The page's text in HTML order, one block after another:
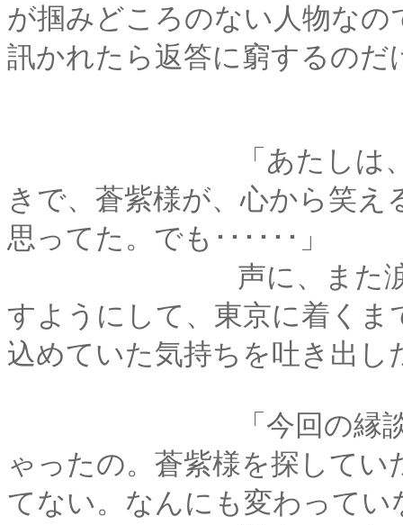
が掴みどころのない人物な
訊かれたら返答に窮するのだ
「あたしは、ずっと
きで、蒼紫様が、心から笑
思ってた。でも･･････」
声に、また涙が混じ
すようにして、東京に着く
込めていた気持ちを吐き出し
「今回の縁談で、も
ゃったの。蒼紫様を探して
てない。なんにも変わってい